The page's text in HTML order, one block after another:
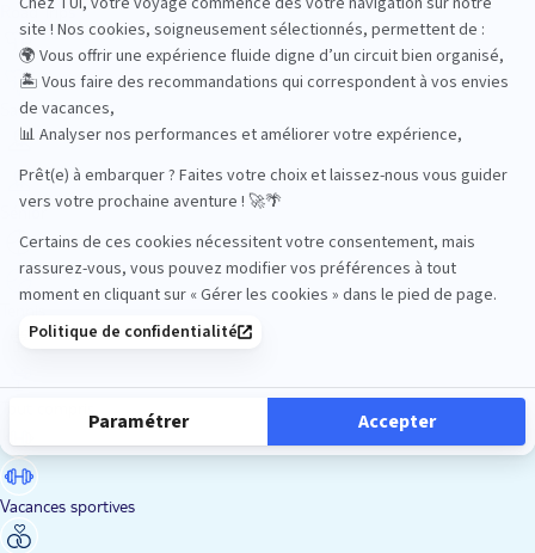
Road Trips
Safari
Sénior
Vacances sportives